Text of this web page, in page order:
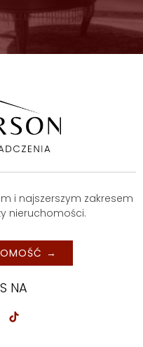
i najszerszym zakresem
nieruchomości.
→
NA